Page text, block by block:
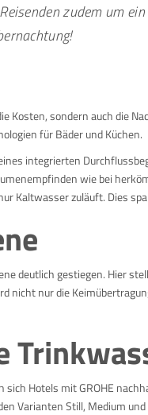
zudem um
Kosten, sondern auch die
für Bäder und Küchen.
integrierten
wie bei
Kaltwasser zuläuft. Dies
deutlich gestiegen. Hier
nicht nur die
sich Hotels mit GROHE
Varianten Still, Medium